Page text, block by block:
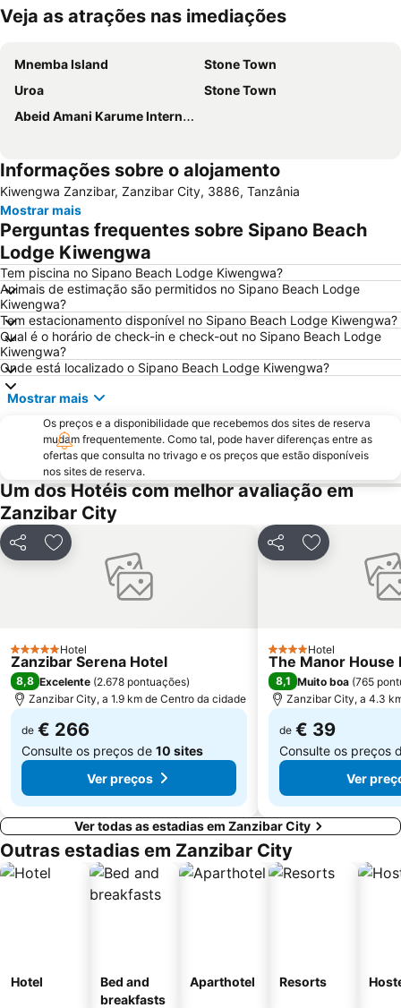
Ampliar mapa
Veja as atrações nas imediações
Mnemba Island
Stone Town
Uroa
Stone Town
Abeid Amani Karume International Airport
Informações sobre o alojamento
Kiwengwa Zanzibar, Zanzibar City, 3886, Tanzânia
Mostrar mais
Perguntas frequentes sobre Sipano Beach
Lodge Kiwengwa
Tem piscina no Sipano Beach Lodge Kiwengwa?
Animais de estimação são permitidos no Sipano Beach Lodge
Kiwengwa?
Tem estacionamento disponível no Sipano Beach Lodge Kiwengwa?
Qual é o horário de check-in e check-out no Sipano Beach Lodge
Kiwengwa?
Onde está localizado o Sipano Beach Lodge Kiwengwa?
Mostrar mais
Os preços e a disponibilidade que recebemos dos sites de reserva
mudam frequentemente. Como tal, pode haver diferenças entre as
ofertas que consulta no trivago e os preços que estão disponíveis
nos sites de reserva.
Um dos Hotéis com melhor avaliação em
Zanzibar City
PartilharAdicionar aos favoritos
5 EstrelasHotel
Zanzibar Serena Hotel
8,8 Excelente (2.678 pontuações)
Zanzibar City, a 1.9 km de Centro da cidade
de € 266
Consulte os preços de 10 sites
Ver preços
PartilharAdicionar
4 Estrelas
Hotel
The Manor House
8,1 Muito boa (765
Zanzibar City, a 4.3
de € 39
Consulte os preços
Ver
Ver todas as estadias em Zanzibar City
Outras estadias em Zanzibar City
Hotel
Bed and
breakfasts
Aparthotel Resorts